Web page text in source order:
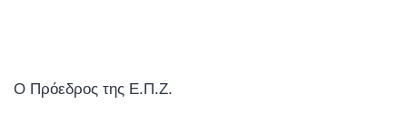
Ο Πρόεδρος της Ε.Π.Ζ.